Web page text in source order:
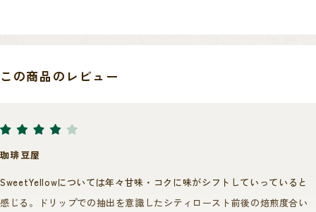
こちらのスイートイエローはダテーラ農園の取り扱いカテゴリーの中で
も、上位クラスに位置するCollectionシリーズの一つです。
ッツを思わせる、重厚な甘さを誇るコーヒーです。
そのために甘いフレーバーを生み出すことで有名な、黄色の実が生る
様々な品種を配合しました。
この商品のレビュー
珈琲豆屋
SweetYellowについては年々甘味・コクに味がシフトしていっていると
感じる。ドリップでの抽出を意識したシティロースト前後の焙煎度合い